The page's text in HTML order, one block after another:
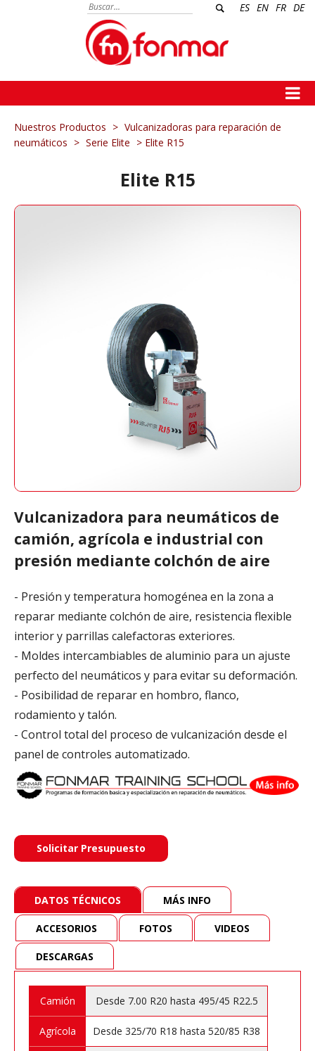
ES EN FR DE
Nuestros Productos > Vulcanizadoras para reparación de
neumáticos > Serie Elite > Elite R15
Elite R15
Vulcanizadora para neumáticos de
camión, agrícola e industrial con
presión mediante colchón de aire
- Presión y temperatura homogénea en la zona a
reparar mediante colchón de aire, resistencia flexible
interior y parrillas calefactoras exteriores.
- Moldes intercambiables de aluminio para un ajuste
perfecto del neumáticos y para evitar su deformación.
- Posibilidad de reparar en hombro, flanco,
rodamiento y talón.
- Control total del proceso de vulcanización desde el
panel de controles automatizado.
Solicitar Presupuesto
DATOS TÉCNICOS MÁS INFO
ACCESORIOS FOTOS VIDEOS
DESCARGAS
Camión Desde 7.00 R20 hasta 495/45 R22.5
Agrícola Desde 325/70 R18 hasta 520/85 R38